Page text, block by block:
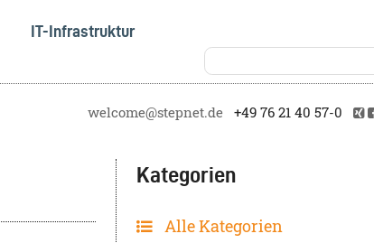
IT-Infrastruktur
welcome@stepnet.de +49 76 21 40 57-0
Kategorien
Alle Kategorien